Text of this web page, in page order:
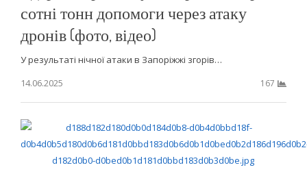
сотні тонн допомоги через атаку
дронів (фото, відео)
У результаті нічної атаки в Запоріжжі згорів…
14.06.2025
167